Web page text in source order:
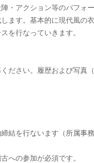
・アクション等のパフォ
ます。基本的に現代風の
を行なっていきます。
ださい。履歴および写真
結を行ないます（所属事
への参加が必須です。